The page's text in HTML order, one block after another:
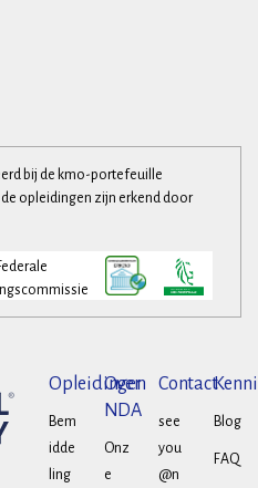
bij de kmo-portefeuille
de opleidingen zijn erkend door
Opleidingen
Bem
idde
ling
Over
NDA
Onz
e
Contact
see
you
@n
Blog
FAQ